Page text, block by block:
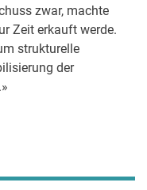
zwar, machte
Zeit erkauft werde.
strukturelle
der